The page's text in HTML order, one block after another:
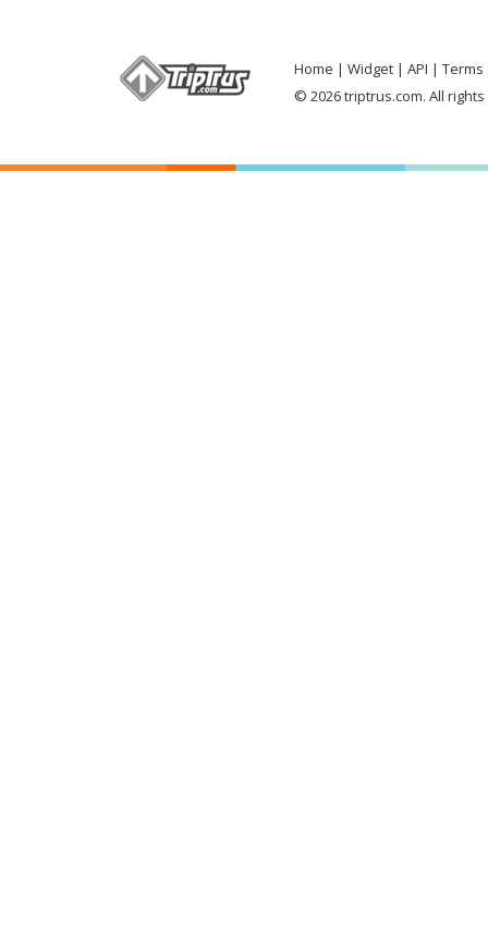
Home Widget API
Terms
© 2026 triptrus.com. All